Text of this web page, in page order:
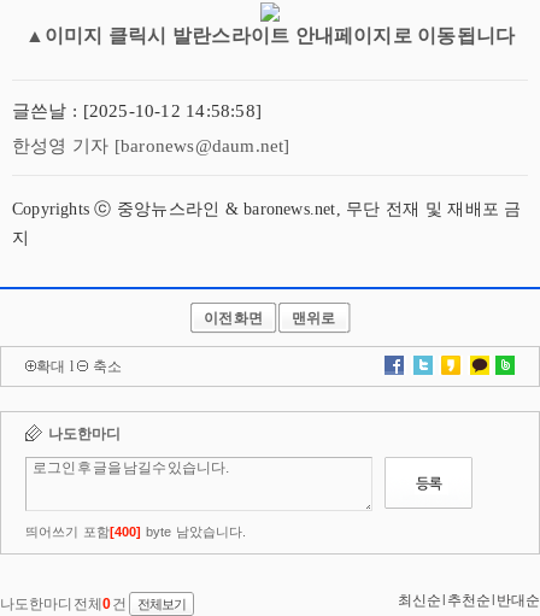
▲이미지 클릭시 발란스라이트 안내페이지로 이동됩니다
글쓴날 : [2025-10-12 14:58:58]
한성영 기자 [baronews@daum.net]
Copyrights ⓒ 중앙뉴스라인 & baronews.net, 무단 전재 및 재배포 금
지
이전화면 맨위로
확대 l 축소